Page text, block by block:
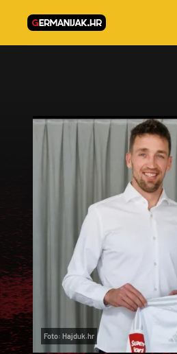
Foto: Hajduk.hr